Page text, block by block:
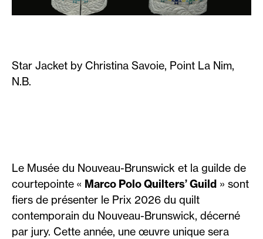
Star Jacket by Christina Savoie, Point La Nim,
N.B.
Le Musée du Nouveau-Brunswick et la guilde de
courtepointe « Marco Polo Quilters’ Guild » sont
fiers de présenter le Prix 2026 du quilt
contemporain du Nouveau-Brunswick, décerné
par jury. Cette année, une œuvre unique sera